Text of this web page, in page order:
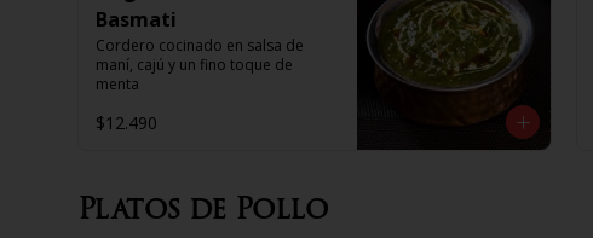
Basmati
Cordero cocinado en salsa de
maní, cajú y un fino toque de
menta
$12.490
Platos de Pollo